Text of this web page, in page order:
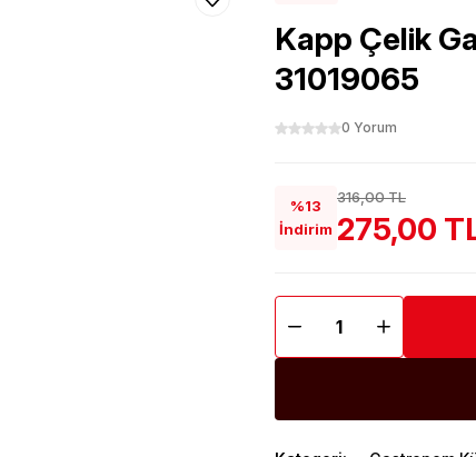
Kapp Çelik
31019065
0 Yorum
%13
İndirim
316,00 TL
275,00